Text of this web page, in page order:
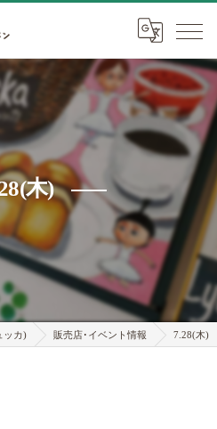
木)
ッカ) 販売店･イベント情報 7.28(木)